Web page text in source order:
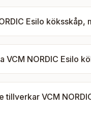
Esilo köksskåp,
VCM NORDIC Esilo
tillverkarVCM